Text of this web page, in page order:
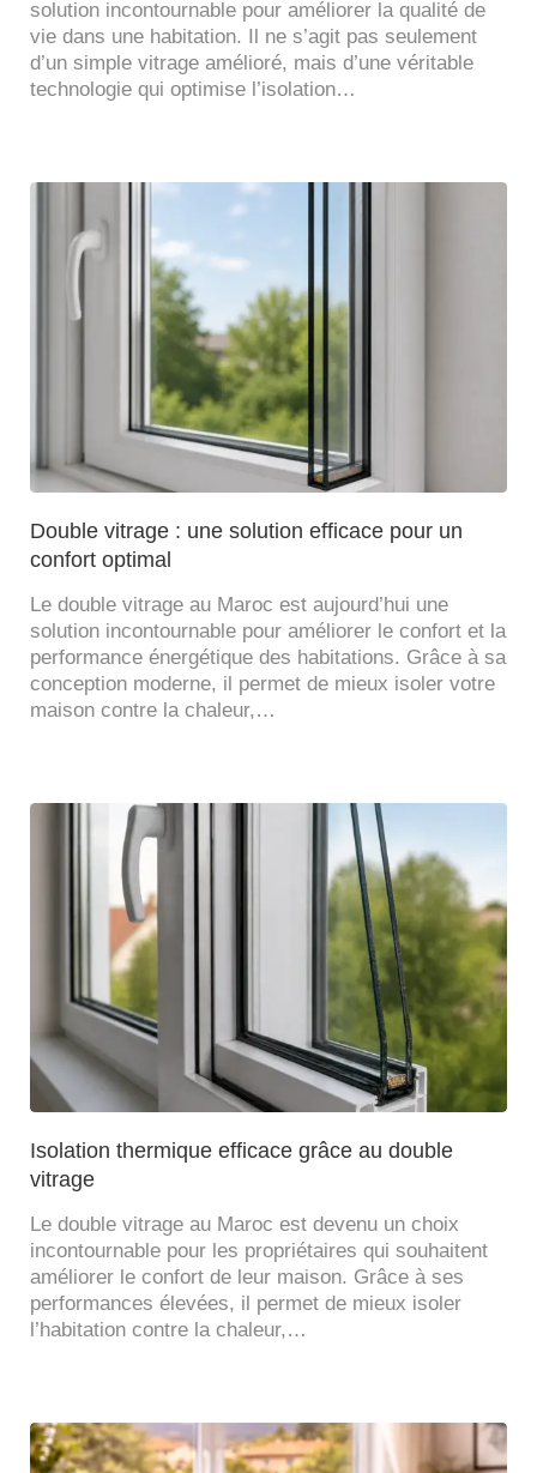
solution incontournable pour améliorer la qualité de
vie dans une habitation. Il ne s’agit pas seulement
d’un simple vitrage amélioré, mais d’une véritable
technologie qui optimise l’isolation…
Double vitrage : une solution efficace pour un
confort optimal
Le double vitrage au Maroc est aujourd’hui une
solution incontournable pour améliorer le confort et la
performance énergétique des habitations. Grâce à sa
conception moderne, il permet de mieux isoler votre
maison contre la chaleur,…
Isolation thermique efficace grâce au double
vitrage
Le double vitrage au Maroc est devenu un choix
incontournable pour les propriétaires qui souhaitent
améliorer le confort de leur maison. Grâce à ses
performances élevées, il permet de mieux isoler
l’habitation contre la chaleur,…